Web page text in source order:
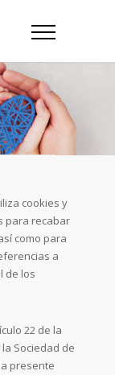
cookies y
para recabar
como para
a
de los
22 de la
la Sociedad de
presente